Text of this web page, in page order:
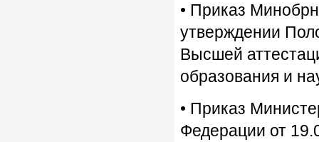
• Приказ
утверждении
Высшей
образования и
• Приказ
Федерации от